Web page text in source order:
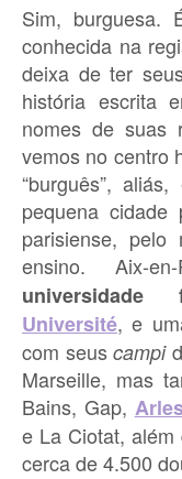
Sim, burguesa.
conhecida na
deixa de ter
história escrita
nomes de suas
vemos no centro
“burguês”,
pequena cidade
parisiense,
ensino. Aix-
universidade
Université, e
com seuscampi
Marseille, mas
Bains, Gap,
e La Ciotat,
cerca de 4.500